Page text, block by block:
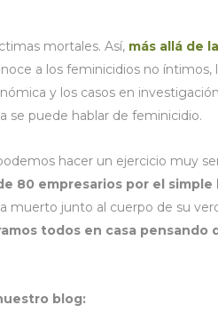
mortales. Así, más allá de
a los feminicidios no íntimos,
y los casos en
se puede hablar de feminicidio.
hacer un ejercicio muy
80 empresarios por el simple
muerto junto al cuerpo de su
todos en casa pensando
blog: